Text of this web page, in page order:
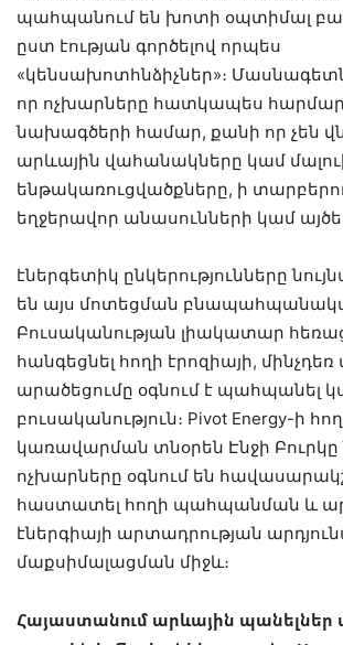
պահպանում են խոտի օպտիմալ
ըստ էության գործելով որպես
«կենսախոտհնձիչներ»։
որ ոչխարները հատկապես
նախագծերի համար, քանի որ չեն
արևային վահանակները կամ
ենթակառուցվածքները, ի
եղջերավոր անասունների կամ
էներգետիկ ընկերությունները
են այս մոտեցման
Բուսականության լիակատար
հանգեցնել հողի էրոզիայի,
արածեցումը օգնում է պահպանել
բուսականություն։ Pivot Energy-ի
կառավարման տնօրեն Էնջի Բուրկը
ոչխարները օգնում են
հաստատել հողի պահպանման և
էներգիայի արտադրության
մաքսիմալացման միջև։
Հայաստանում արևային